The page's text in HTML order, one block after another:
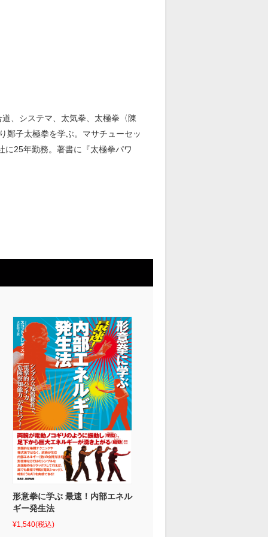
、システマ、太気拳、太極拳〈陳
鄭子太極拳を学ぶ。マサチューセッ
に25年勤務。著書に『太極拳パワ
形意拳に学ぶ 最速！内部エネル
ギー発生法
¥1,540(税込)